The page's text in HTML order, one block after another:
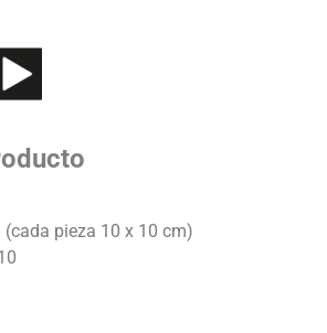
pieza 10 x 10 cm)